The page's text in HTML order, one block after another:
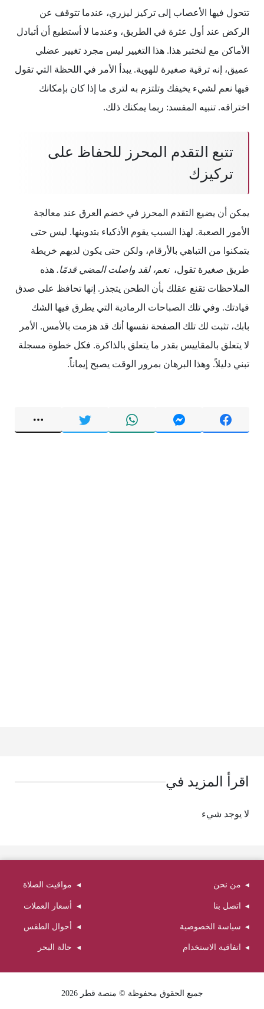
تتحول فيها الأعصاب إلى تركيز ليزري، عندما تتوقف عن
الركض عند أول عثرة في الطريق، وعندما لا أستطيع أن أتبادل
الأماكن مع لنختبر هذا. هذا التغيير ليس مجرد تغيير عضلي
عميق، إنه ترقية صغيرة للهوية. يبدأ الأمر في اللحظة التي تقول
فيها نعم لشيء يخيفك وتلتزم به لترى ما إذا كان بإمكانك
اختراقه. تنبيه المفسد: ربما يمكنك ذلك.
تتبع التقدم المحرز للحفاظ على
تركيزك
يمكن أن يضيع التقدم المحرز في خضم العرق عند معالجة
الأمور الصعبة. لهذا السبب يقوم الأذكياء بتدوينها. ليس حتى
يتمكنوا من التباهي بالأرقام، ولكن حتى يكون لديهم خريطة
طريق صغيرة تقول، نعم، لقد واصلت المضي قدمًا. هذه
الملاحظات تقنع عقلك بأن الطحن يتجذر. إنها تحافظ على صدق
قيادتك. وفي تلك الصباحات الرمادية التي يطرق فيها الشك
بابك، تثبت لك تلك الصفحة نفسها أنك قد هزمت بالأمس. الأمر
لا يتعلق بالمقاييس بقدر ما يتعلق بالذاكرة. فكل خطوة مسجلة
تبني دليلاً. وهذا البرهان بمرور الوقت يصبح إيماناً.
اقرأ المزيد في
لا يوجد شيء
من نحن
اتصل بنا
سياسة الخصوصية
اتفاقية الاستخدام
مواقيت الصلاة
أسعار العملات
أحوال الطقس
حالة البحر
جميع الحقوق محفوظة © منصة قطر 2026